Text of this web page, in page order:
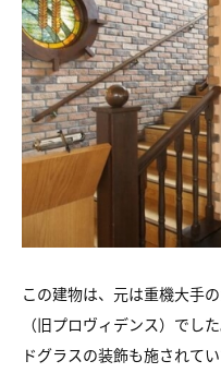
この建物は、元は重機大手
（旧プロヴィデンス）でし
ドグラスの装飾も施されて